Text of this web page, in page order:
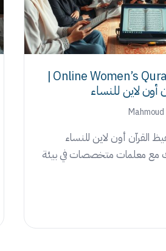
Online Women’s Quran Memorization |
أون لاين للنساء
القرآن أون لاين للنساء
مع معلمات متخصصات في بيئة